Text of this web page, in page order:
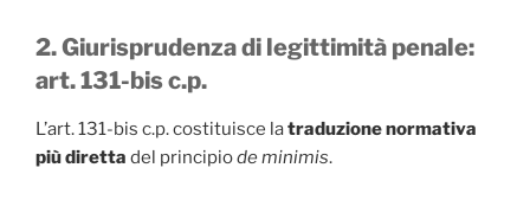
2. Giurisprudenza di legittimità penale:
art. 131-bis c.p.
L’art. 131-bis c.p. costituisce latraduzione normativa
più diretta del principiode minimis.